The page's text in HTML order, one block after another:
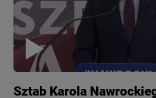
Sztab Karola